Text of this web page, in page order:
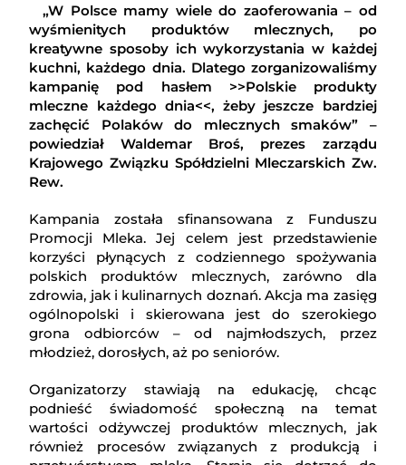
„W Polsce mamy wiele do zaoferowania – od
wyśmienitych produktów mlecznych, po
kreatywne sposoby ich wykorzystania w każdej
kuchni, każdego dnia. Dlatego zorganizowaliśmy
kampanię pod hasłem >>Polskie produkty
mleczne każdego dnia<<, żeby jeszcze bardziej
zachęcić Polaków do mlecznych smaków” –
powiedział Waldemar Broś, prezes zarządu
Krajowego Związku Spółdzielni Mleczarskich Zw.
Rew.
Kampania została sfinansowana z Funduszu
Promocji Mleka. Jej celem jest przedstawienie
korzyści płynących z codziennego spożywania
polskich produktów mlecznych, zarówno dla
zdrowia, jak i kulinarnych doznań. Akcja ma zasięg
ogólnopolski i skierowana jest do szerokiego
grona odbiorców – od najmłodszych, przez
młodzież, dorosłych, aż po seniorów.
Organizatorzy stawiają na edukację, chcąc
podnieść świadomość społeczną na temat
wartości odżywczej produktów mlecznych, jak
również procesów związanych z produkcją i